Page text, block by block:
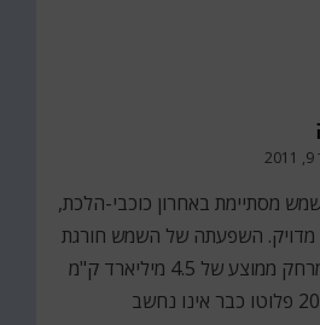
מסתיימת באחרון כוכבי-הלכת,
מדויק. השפעתה של השמש חורגת
מעבר לנפטון, שנמצא במרחק ממוצע של 4.5 מיליארד ק"מ
ממנה (תזכורת: משנת 2006 פלוטו כבר אינו נחשב